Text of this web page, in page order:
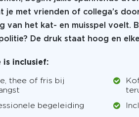
je met vrienden of collega’s
van het kat- en muisspel voelt.
De druk staat hoog en
is inclusief:
thee of fris bij
begeleiding